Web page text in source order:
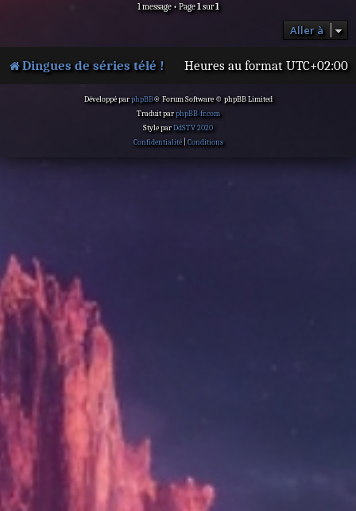
1 message • Page1sur1
Aller à
Dingues de séries télé ! Heures au format UTC+02:00
Développé parphpBB® Forum Software © phpBB Limited
Traduit parphpBB-fr.com
Style parDdSTV 2020
Confidentialité| Conditions